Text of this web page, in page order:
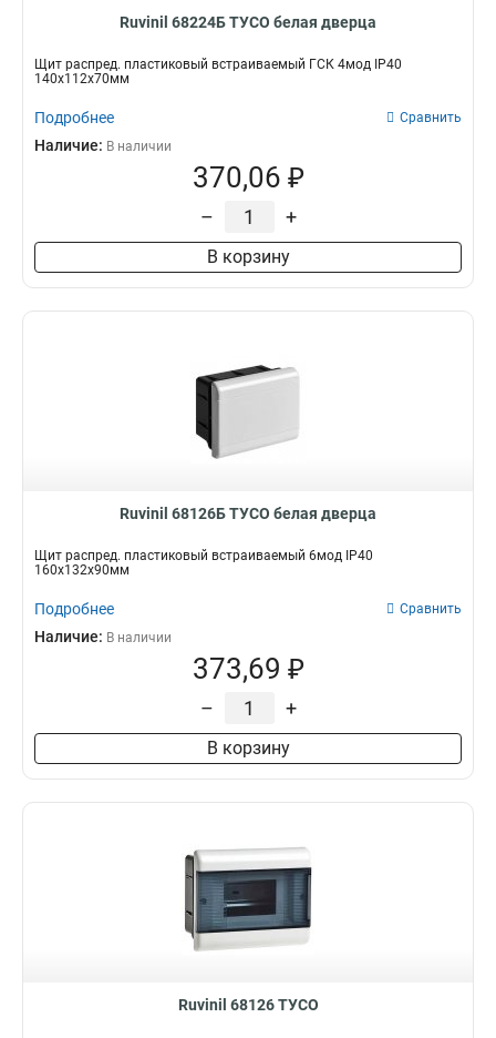
Ruvinil 68224Б ТУСО белая дверца
Щит распред. пластиковый встраиваемый ГСК 4мод IP40
140х112х70мм
Подробнее Сравнить
Наличие: В наличии
370,06 ₽
– +
В корзину
Ruvinil 68126Б ТУСО белая дверца
Щит распред. пластиковый встраиваемый 6мод IP40
160х132х90мм
Подробнее Сравнить
Наличие: В наличии
373,69 ₽
– +
В корзину
Ruvinil 68126 ТУСО